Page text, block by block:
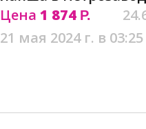
Цена 1 874 Р.
21 мая 2024 г. в 03:25